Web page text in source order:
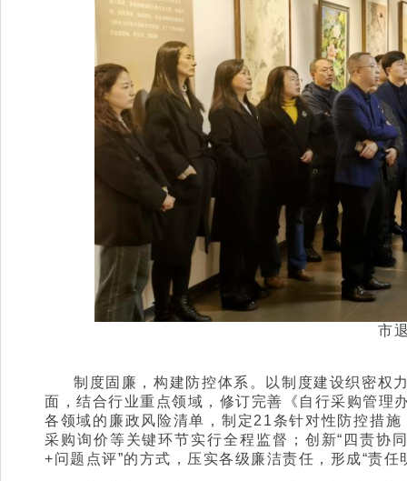
市
制度固廉，构建防控体系。以制度建设织密权
面，结合行业重点领域，修订完善《自行采购管理
各领域的廉政风险清单，制定21条针对性防控措
采购询价等关键环节实行全程监督；创新“四责协
+问题点评”的方式，压实各级廉洁责任，形成“责